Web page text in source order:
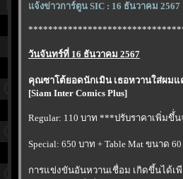
จ้งข่าวการ์ตูน SIC : 16 ธันวาคม 2567
วันจันทร์ที่ 16 ธันวาคม 2567
คุณซาโต้ยอดนักเมิน เธอหวานใส่ผมแค่
[Siam Inter Comics Plus]
Regular: 110 บาท ***ปรับราคาเพิ่มขึ้่
Special: 650 บาท + Table Mat ขนาด
การแข่งขันอันหวานเชื่อม เกิดขึ้นได้เ